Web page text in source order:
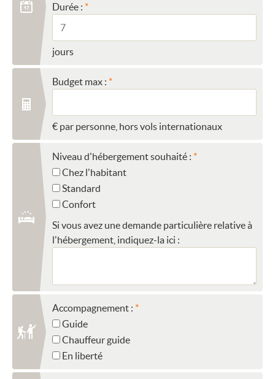
Durée :
jours
Budget max :
€ par personne, hors vols internationaux
Niveau d'hébergement souhaité :
Chez l'habitant
Standard
Confort
Si vous avez une demande particulière relative à
l'hébergement, indiquez-la ici :
Accompagnement :
Guide
Chauffeur guide
En liberté